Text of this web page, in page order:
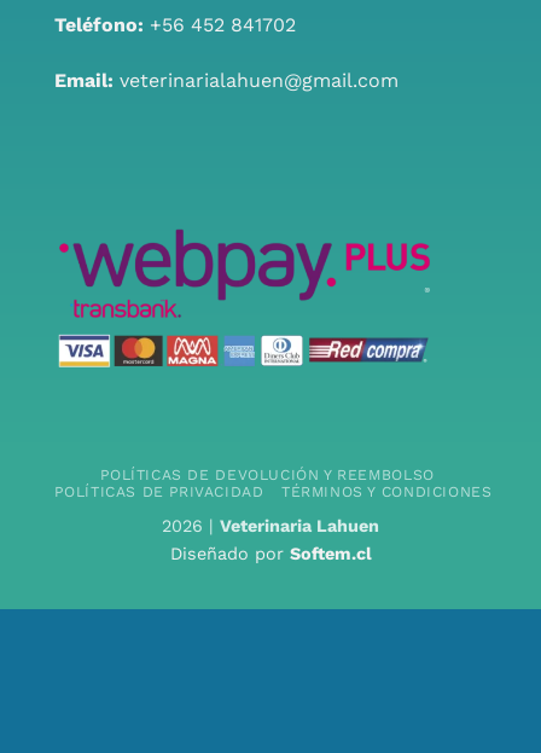
Teléfono: +56 452 841702
Email: veterinarialahuen@gmail.com
POLÍTICAS DE DEVOLUCIÓN Y REEMBOLSO
POLÍTICAS DE PRIVACIDAD
TÉRMINOS Y CONDICIONES
2026 | Veterinaria Lahuen
Diseñado por Softem.cl